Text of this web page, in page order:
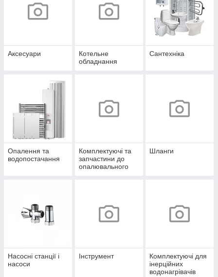
Аксесуари
Котельне
обладнання
Сантехніка
Опалення та
водопостачання
Комплектуючі та
запчастини до
опалювального
Шланги
Насосні станції і
насоси
Інструмент
Комплектуючі для
інерційних
водонагрівачів